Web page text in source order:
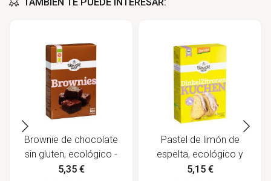
Brownie de chocolate
sin gluten, ecológico -
Bauckhof
5,35 €
Pastel de limón de
espelta, ecológico y
biodinámico - Bauckhof
5,15 €